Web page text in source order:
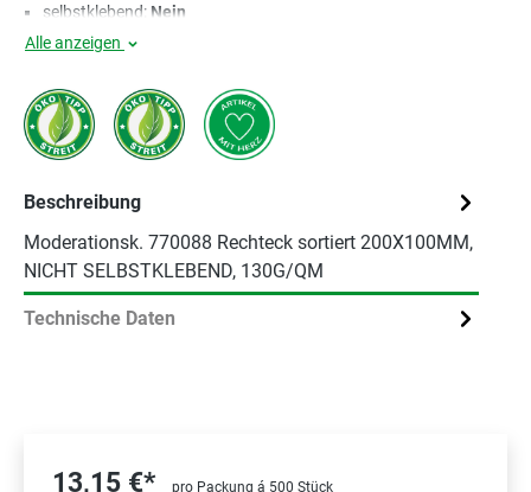
selbstklebend: Nein
Alle anzeigen
Beschreibung
Moderationsk. 770088 Rechteck sortiert 200X100MM,
NICHT SELBSTKLEBEND, 130G/QM
Technische Daten
13,15 €* pro Packung á 500 Stück